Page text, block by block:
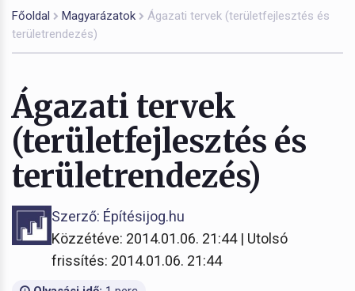
Főoldal Magyarázatok
Ágazati tervek (területfejlesztés és
területrendezés)
Ágazati tervek
(területfejlesztés és
területrendezés)
Szerző: Építésijog.hu
Közzétéve: 2014.01.06. 21:44 | Utolsó
frissítés: 2014.01.06. 21:44